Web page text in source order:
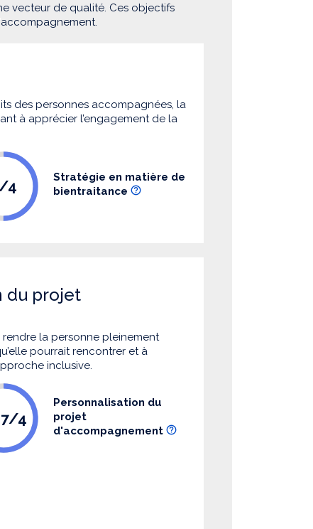
vecteur de qualité. Ces objectifs
des personnes accompagnées, la
à apprécier l’engagement de la
4
Stratégie en matière de
bientraitance
du projet
la personne pleinement
pourrait rencontrer et à
inclusive.
4
Personnalisation du
projet
d'accompagnement